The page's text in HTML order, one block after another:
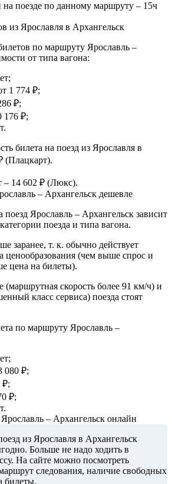
на поезде по данному маршруту – 15ч
из Ярославля в Архангельск
по маршруту Ярославль –
от типа вагона:
1 774 ₽;
₽;
176 ₽;
билета на поезд из Ярославля в
(Плацкарт).
– 14 602 ₽ (Люкс).
– Архангельск дешевле
поезд Ярославль – Архангельск зависит
поезда и типа вагона.
заранее, т. к. обычно действует
ценообразования (чем выше спрос и
цена на билеты).
(маршрутная скорость более 91 км/ч) и
класс сервиса) поезда стоят
по маршруту Ярославль –
080 ₽;
₽;
₽;
– Архангельск онлайн
из Ярославля в Архангельск
Больше не надо ходить в
На сайте можно посмотреть
следования, наличие свободных
билеты.